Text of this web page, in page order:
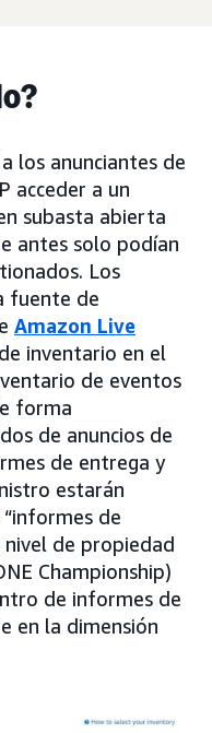
los anunciantes de
acceder a un
subasta abierta
antes solo podían
Los
fuente de
Amazon Live
inventario en el
de eventos
forma
de anuncios de
de entrega y
estarán
de
nivel de propiedad
Championship)
de informes de
en la dimensión